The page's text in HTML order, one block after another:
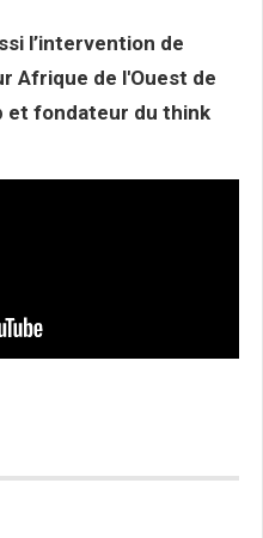
l’intervention de
Afrique de l'Ouest de
et fondateur du think